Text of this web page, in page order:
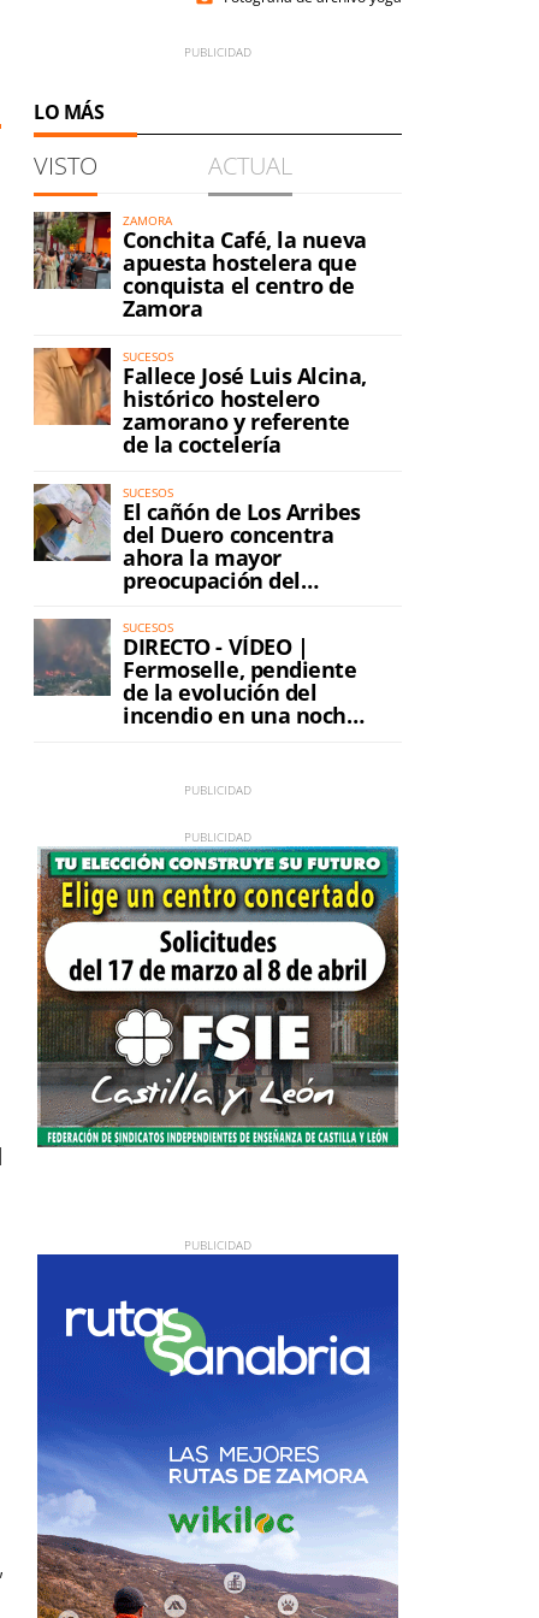
LO MÁS
VISTO ACTUAL
ZAMORA
Conchita Café, la nueva
apuesta hostelera que
conquista el centro de
Zamora
SUCESOS
Fallece José Luis Alcina,
histórico hostelero
zamorano y referente
de la coctelería
SUCESOS
El cañón de Los Arribes
del Duero concentra
ahora la mayor
preocupación del
incendio
SUCESOS
DIRECTO - VÍDEO |
Fermoselle, pendiente
de la evolución del
incendio en una noche